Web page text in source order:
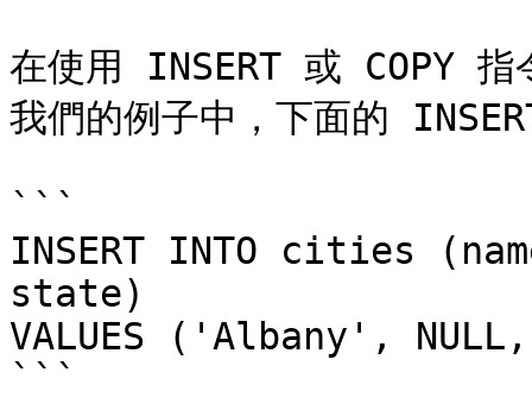
在使用 INSERT 或 COPY 指
我們的例子中，下面的
```
INSERT INTO cities
state)
VALUES ('Albany',
```